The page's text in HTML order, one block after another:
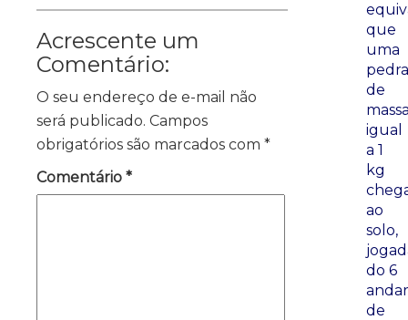
Acrescente um
Comentário:
O seu endereço de e-mail não
será publicado. Campos
obrigatórios são marcados com *
Comentário *
que
uma
pedra
de
igual
a 1
kg
ao
solo,
do 6
andar
de